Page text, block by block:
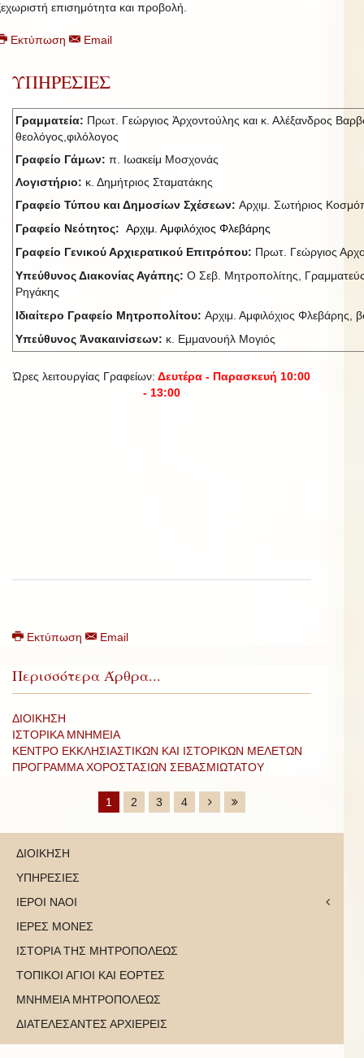
επισημότητα και προβολή.
Εκτύπωση Email
ΥΠΗΡΕΣΙΕΣ
Γραμματεία: Πρωτ. Γεώργιος Ἀρχοντούλης και κ. Αλέξανδρος
θεολόγος,φιλόλογος
Γραφείο Γάμων: π. Ιωακείμ Μοσχονάς
Λογιστήριο: κ. Δημήτριος Σταματάκης
Γραφείο Τύπου και Δημοσίων Σχέσεων: Αρχιμ. Σωτήριος
Γραφείο Νεότητος: Αρχιμ. Αμφιλόχιος Φλεβάρης
Γραφείο Γενικού Αρχιερατικού Επιτρόπου: Πρωτ. Γεώργιος
Υπεύθυνος Διακονίας Αγάπης: Ο Σεβ. Μητροπολίτης,
Ρηγάκης
Ιδιαίτερο Γραφείο Μητροπολίτου: Αρχιμ. Αμφιλόχιος Φλεβάρης,
Υπεύθυνος Ἀνακαινίσεων: κ. Εμμανουήλ Μογιός
Ώρες λειτουργίας Γραφείων: Δευτέρα - Παρασκευή 10:00
- 13:00
Εκτύπωση Email
Περισσότερα Άρθρα...
ΔΙΟΙΚΗΣΗ
ΙΣΤΟΡΙΚΑ ΜΝΗΜΕΙΑ
ΚΕΝΤΡΟ ΕΚΚΛΗΣΙΑΣΤΙΚΩΝ ΚΑΙ ΙΣΤΟΡΙΚΩΝ ΜΕΛΕΤΩΝ
ΠΡΟΓΡΑΜΜΑ ΧΟΡΟΣΤΑΣΙΩΝ ΣΕΒΑΣΜΙΩΤΑΤΟΥ
1 2 3 4
ΔΙΟΙΚΗΣΗ
ΥΠΗΡΕΣΙΕΣ
ΙΕΡΟΙ ΝΑΟΙ
ΙΕΡΕΣ ΜΟΝΕΣ
ΙΣΤΟΡΙΑ ΤΗΣ ΜΗΤΡΟΠΟΛΕΩΣ
ΤΟΠΙΚΟΙ ΑΓΙΟΙ ΚΑΙ ΕΟΡΤΕΣ
ΜΝΗΜΕΙΑ ΜΗΤΡΟΠΟΛΕΩΣ
ΔΙΑΤΕΛΕΣΑΝΤΕΣ ΑΡΧΙΕΡΕΙΣ